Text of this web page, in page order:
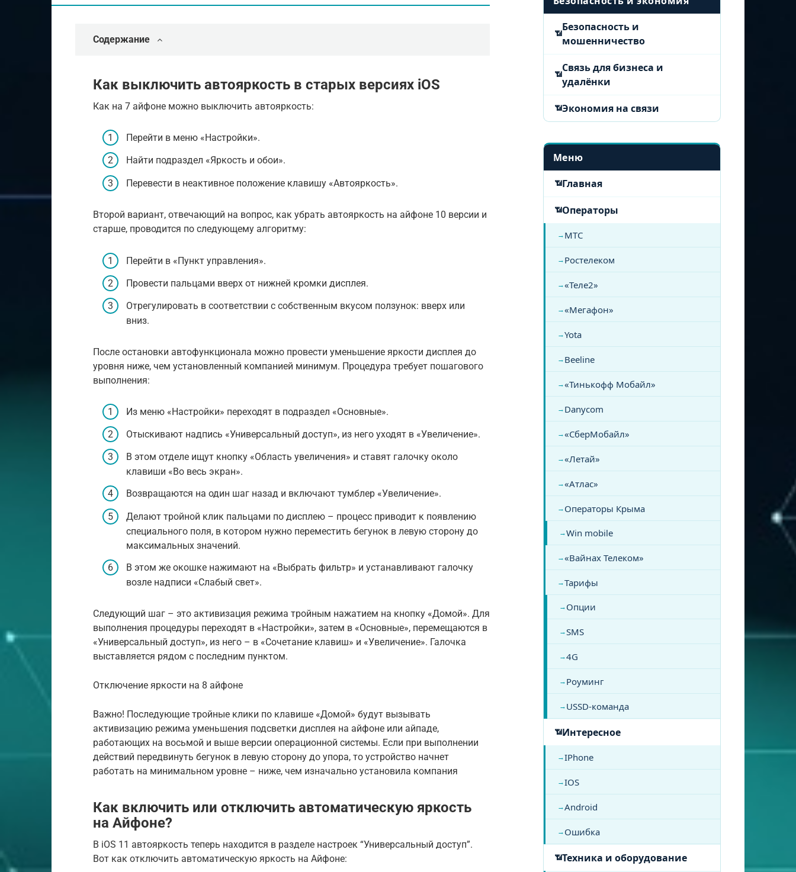
Содержание
Как выключить автояркость в старых версиях iOS
Как на 7 айфоне можно выключить автояркость:
Перейти в меню «Настройки».
Найти подраздел «Яркость и обои».
Перевести в неактивное положение клавишу «Автояркость».
Второй вариант, отвечающий на вопрос, как убрать автояркость на айфоне 10 версии и
старше, проводится по следующему алгоритму:
Перейти в «Пункт управления».
Провести пальцами вверх от нижней кромки дисплея.
Отрегулировать в соответствии с собственным вкусом ползунок: вверх или
вниз.
После остановки автофункционала можно провести уменьшение яркости дисплея до
уровня ниже, чем установленный компанией минимум. Процедура требует пошагового
выполнения:
Из меню «Настройки» переходят в подраздел «Основные».
Отыскивают надпись «Универсальный доступ», из него уходят в «Увеличение».
В этом отделе ищут кнопку «Область увеличения» и ставят галочку около
клавиши «Во весь экран».
Возвращаются на один шаг назад и включают тумблер «Увеличение».
Делают тройной клик пальцами по дисплею – процесс приводит к появлению
специального поля, в котором нужно переместить бегунок в левую сторону до
максимальных значений.
В этом же окошке нажимают на «Выбрать фильтр» и устанавливают галочку
возле надписи «Слабый свет».
Следующий шаг – это активизация режима тройным нажатием на кнопку «Домой». Для
выполнения процедуры переходят в «Настройки», затем в «Основные», перемещаются в
«Универсальный доступ», из него – в «Сочетание клавиш» и «Увеличение». Галочка
выставляется рядом с последним пунктом.
Отключение яркости на 8 айфоне
Важно! Последующие тройные клики по клавише «Домой» будут вызывать
активизацию режима уменьшения подсветки дисплея на айфоне или айпаде,
работающих на восьмой и выше версии операционной системы. Если при выполнении
действий передвинуть бегунок в левую сторону до упора, то устройство начнет
работать на минимальном уровне – ниже, чем изначально установила компания
Как включить или отключить автоматическую яркость
на Айфоне?
В iOS 11 автояркость теперь находится в разделе настроек “Универсальный доступ”.
Вот как отключить автоматическую яркость на Айфоне:
Безопасность и
мошенничество
Связь для бизнеса и
удалёнки
Экономия на связи
Меню
Главная
Операторы
МТС
Ростелеком
«Теле2»
«Мегафон»
Yota
Beeline
«Тинькофф Мобайл»
Danycom
«СберМобайл»
«Летай»
«Атлас»
Операторы Крыма
Win mobile
«Вайнах Телеком»
Тарифы
Опции
SMS
4G
Роуминг
USSD-команда
Интересное
IPhone
IOS
Android
Ошибка
Техника и оборудование